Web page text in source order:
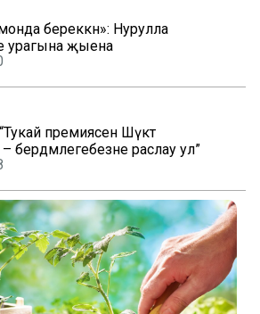
береккән»: Нурулла
урагына җыена
премиясен Шәүкәт
бердәмлегебезне раслау ул”